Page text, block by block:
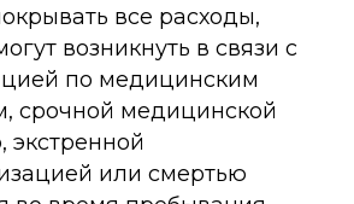
все расходы,
возникнуть в связи с
по медицинским
срочной медицинской
или смертью